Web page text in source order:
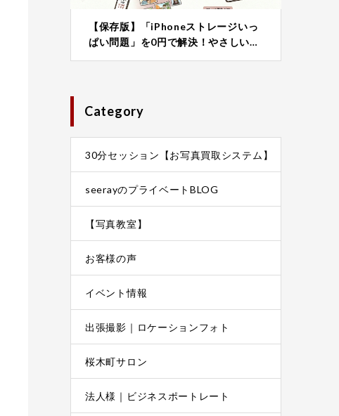
【保存版】「iPhoneストレージいっ
ぱい問題」を0円で解決！やさしい…
Category
30分セッション【お写真買取システム】
seerayのプライベートBLOG
【写真教室】
お客様の声
イベント情報
出張撮影｜ロケーションフォト
桜木町サロン
法人様｜ビジネスポートレート